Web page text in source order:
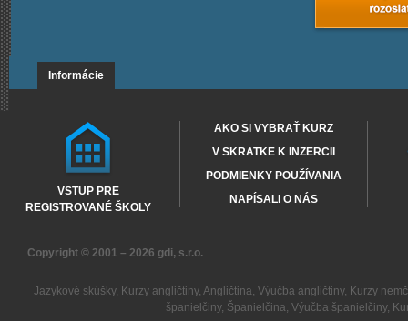
Informácie
VSTUP PRE
REGISTROVANÉ ŠKOLY
AKO SI VYBRAŤ KURZ
V SKRATKE K INZERCII
PODMIENKY POUŽÍVANIA
NAPÍSALI O NÁS
Copyright © 2001 – 2026 gdi, s.r.o.
Jazykové skúšky, Kurzy angličtiny, Angličtina, Výučba angličtiny, Kurzy
španielčiny, Španielčina, Výučba španielčiny,